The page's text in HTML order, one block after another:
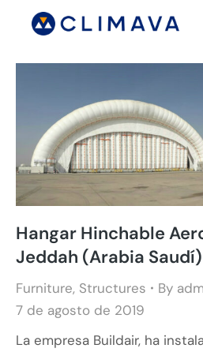
Hangar Hinchable
Jeddah (Arabia Saudí)
Furniture, Structures By
7 de agosto de 2019
La empresa Buildair, ha